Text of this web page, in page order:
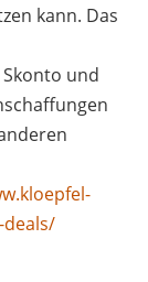
kann. Das
und